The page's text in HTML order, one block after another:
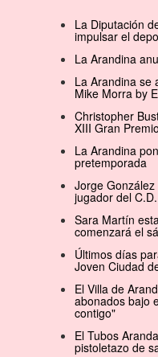
La Diputación
impulsar el
La Arandina
La Arandina se
Mike Morra by
Christopher
XIII Gran
La Arandina
pretemporada
Jorge
jugador del
Sara Martín
comenzará el
Últimos días
Joven Ciudad
El Villa de
abonados bajo
contigo"
El Tubos
pistoletazo de